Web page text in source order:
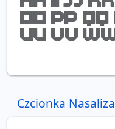
Czcionka Nasaliza